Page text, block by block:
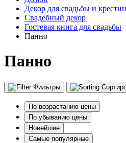
Декор для свадьбы и крестин
Свадебный декор
Гостевая книга для свадьбы
Панно
Панно
Фильтры
По возрастанию цены
По убыванию цены
Новейшие
Самые популярные